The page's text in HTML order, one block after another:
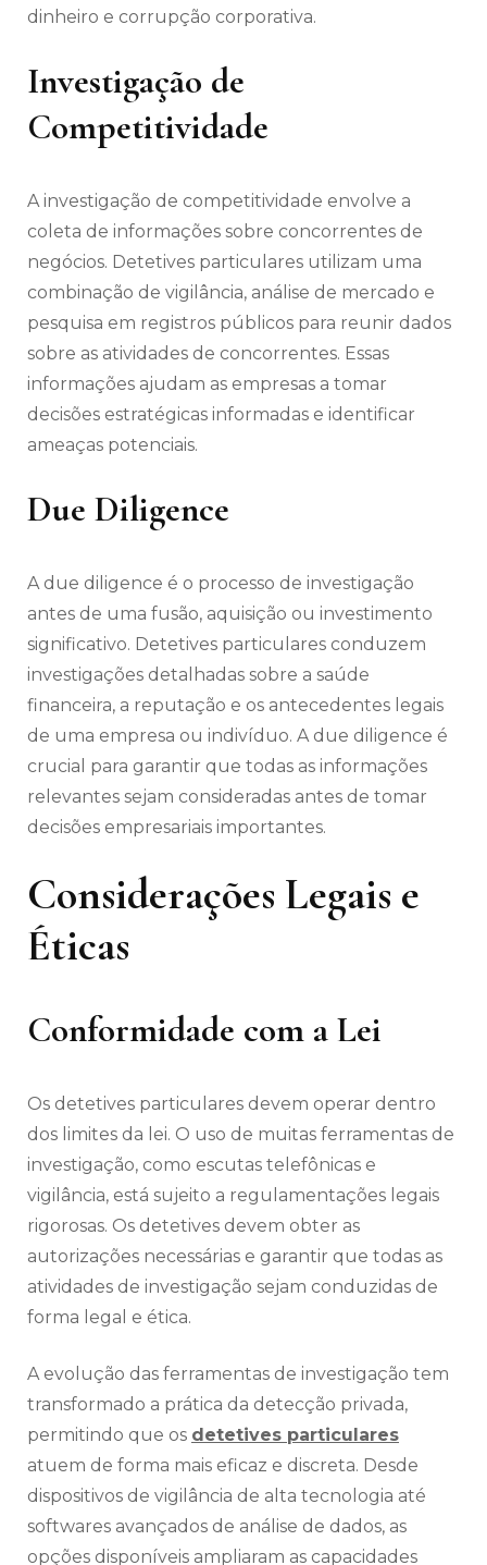
dinheiro e corrupção corporativa.
Investigação de
Competitividade
A investigação de competitividade envolve a
coleta de informações sobre concorrentes de
negócios. Detetives particulares utilizam uma
combinação de vigilância, análise de mercado e
pesquisa em registros públicos para reunir dados
sobre as atividades de concorrentes. Essas
informações ajudam as empresas a tomar
decisões estratégicas informadas e identificar
ameaças potenciais.
Due Diligence
A due diligence é o processo de investigação
antes de uma fusão, aquisição ou investimento
significativo. Detetives particulares conduzem
investigações detalhadas sobre a saúde
financeira, a reputação e os antecedentes legais
de uma empresa ou indivíduo. A due diligence é
crucial para garantir que todas as informações
relevantes sejam consideradas antes de tomar
decisões empresariais importantes.
Considerações Legais e
Éticas
Conformidade com a Lei
Os detetives particulares devem operar dentro
dos limites da lei. O uso de muitas ferramentas de
investigação, como escutas telefônicas e
vigilância, está sujeito a regulamentações legais
rigorosas. Os detetives devem obter as
autorizações necessárias e garantir que todas as
atividades de investigação sejam conduzidas de
forma legal e ética.
A evolução das ferramentas de investigação tem
transformado a prática da detecção privada,
permitindo que os detetives particulares
atuem de forma mais eficaz e discreta. Desde
dispositivos de vigilância de alta tecnologia até
softwares avançados de análise de dados, as
opções disponíveis ampliaram as capacidades